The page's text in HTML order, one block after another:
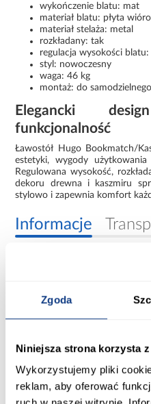
Zgoda
Niniejsza strona korzysta
Wykorzystujemy pliki
reklam, aby oferować
wykończenie blatu: mat
materiał blatu: płyta
materiał stelaża: metal
rozkładany: tak
regulacja wysokości
styl: nowoczesny
waga: 46 kg
montaż: do samodzielnego
Elegancki
funkcjonalność
Ławostół Hugo Bookmatch/
estetyki, wygody
Regulowana wysokość,
dekoru drewna i kaszmiru
stylowo i zapewnia komfort
Informacje
120.00